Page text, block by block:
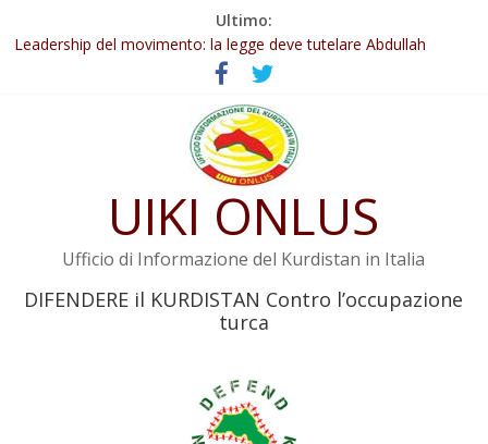
Ultimo:
Abdullah Öcalan: Le legge negativa deve essere trasformata in
legge positiva
Leadership del movimento: la legge deve tutelare Abdullah
Öcalan e l’intero movimento
Commissione donne del KNK: Şengal è di nuovo sotto minaccia
Non tenere conto della situazione di Rêber Apo ostacolerebbe
Il KNK chiede un’azione internazionale contro i crimini di guerra
UIKI ONLUS
Ufficio di Informazione del Kurdistan in Italia
DIFENDERE il KURDISTAN Contro l’occupazione
turca